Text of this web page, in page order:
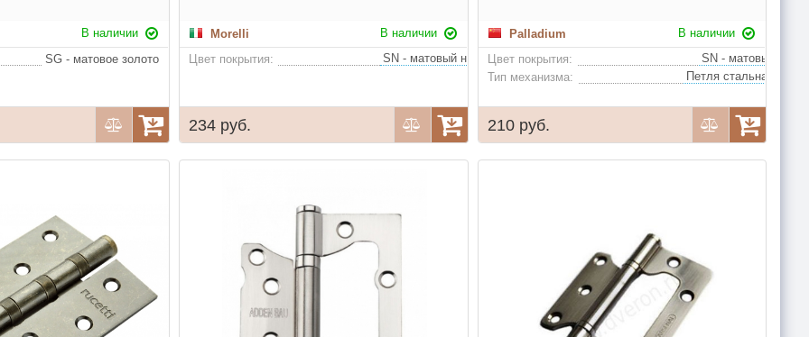
В наличии
SG - матовое золото
Morelli
В наличии
Цвет покрытия:
SN - матовый никель, SG - матовое золото, AB - состаренная бронза
234 руб.
Palladium
В наличии
Цвет покрытия:
Тип механизма:
210 руб.